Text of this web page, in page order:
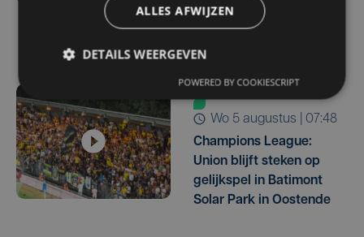
"zonder pauzes of
slapen"
wo 5 augustus | 07:48
Champions League:
Union blijft steken op
gelijkspel in Batimont
Solar Park in Oostende
ALLES AFWIJZEN
DETAILS WEERGEVEN
POWERED BY COOKIESCRIPT